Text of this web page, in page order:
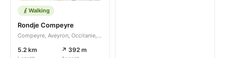
Walking
Rondje Compeyre
Compeyre, Aveyron, Occitanie, FR
5.2 km ↗ 392 m